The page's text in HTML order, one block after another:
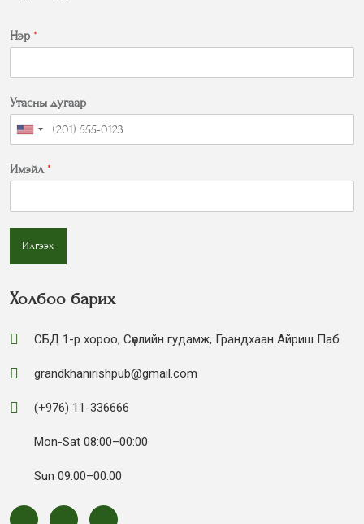
Нэр *
Утасны дугаар
Имэйл *
Илгээх
Холбоо барих
СБД 1-р хороо, Сөүлийн гудамж, Грандхаан Айриш Паб
grandkhanirishpub@gmail.com
(+976) 11-336666
Mon-Sat 08:00–00:00
Sun 09:00–00:00